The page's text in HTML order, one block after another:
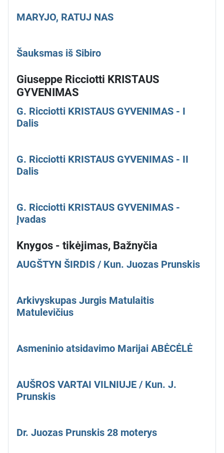
MARYJO, RATUJ NAS
Šauksmas iš Sibiro
Giuseppe Ricciotti KRISTAUS
GYVENIMAS
G. Ricciotti KRISTAUS GYVENIMAS - I
Dalis
G. Ricciotti KRISTAUS GYVENIMAS - II
Dalis
G. Ricciotti KRISTAUS GYVENIMAS -
Įvadas
Knygos - tikėjimas, Bažnyčia
AUGŠTYN ŠIRDIS / Kun. Juozas Prunskis
Arkivyskupas Jurgis Matulaitis
Matulevičius
Asmeninio atsidavimo Marijai ABĖCĖLĖ
AUŠROS VARTAI VILNIUJE / Kun. J.
Prunskis
Dr. Juozas Prunskis 28 moterys